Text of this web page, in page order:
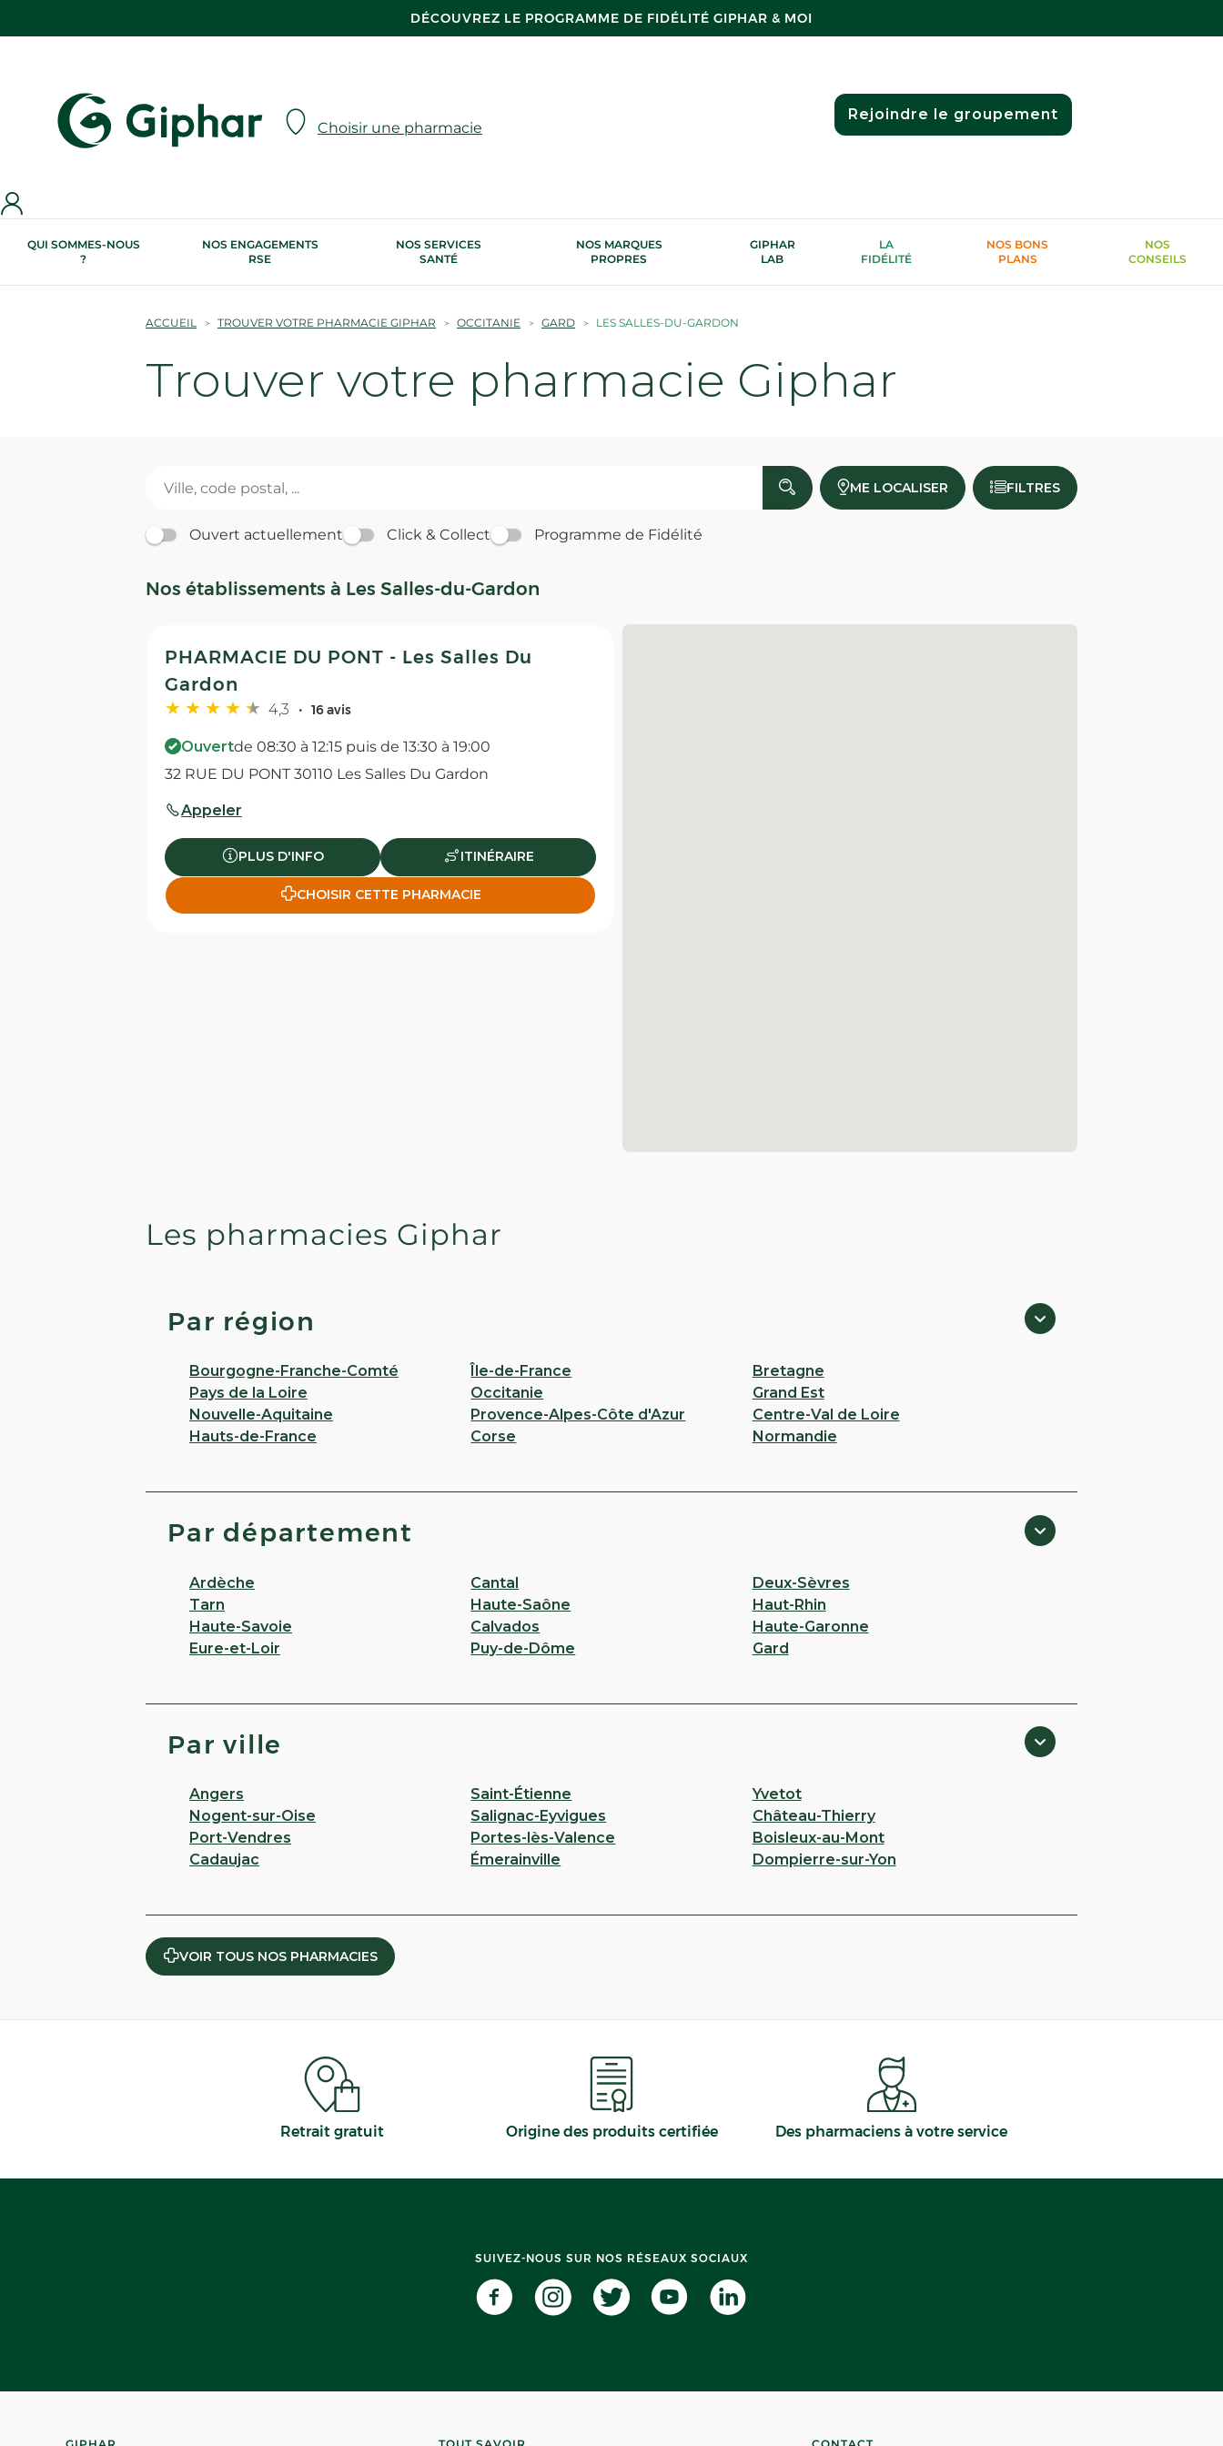
DÉCOUVREZ LE PROGRAMME DE FIDÉLITÉ GIPHAR & MOI
Choisir une pharmacie
Rejoindre le groupement
QUI SOMMES-NOUS
?
NOS ENGAGEMENTS
RSE
NOS SERVICES
SANTÉ
NOS MARQUES
PROPRES
GIPHAR
LAB
LA
FIDÉLITÉ
NOS BONS
PLANS
NOS
CONSEILS
ACCUEIL TROUVER VOTRE PHARMACIE GIPHAR OCCITANIE GARD LES SALLES-DU-GARDON
Trouver votre pharmacie Giphar
ME LOCALISER FILTRES
Ouvert actuellement Click & Collect Programme de Fidélité
Nos établissements à Les Salles-du-Gardon
PHARMACIE DU PONT - Les Salles Du
Gardon
4,3 16 avis
Ouvertde 08:30 à 12:15 puis de 13:30 à 19:00
32 RUE DU PONT 30110 Les Salles Du Gardon
Appeler
PLUS D'INFO ITINÉRAIRE
CHOISIR CETTE PHARMACIE
Les pharmacies Giphar
Par région
Bourgogne-Franche-Comté Île-de-France
Bretagne
Pays de la Loire
Occitanie
Grand Est
Nouvelle-Aquitaine
Provence-Alpes-Côte d'Azur
Centre-Val de Loire
Hauts-de-France
Corse Normandie
Par département
Ardèche Cantal
Deux-Sèvres
Tarn
Haute-Saône
Haut-Rhin
Haute-Savoie
Calvados
Haute-Garonne
Eure-et-Loir
Puy-de-Dôme Gard
Par ville
Angers Saint-Étienne
Yvetot
Nogent-sur-Oise
Salignac-Eyvigues
Château-Thierry
Port-Vendres
Portes-lès-Valence
Boisleux-au-Mont
Cadaujac
Émerainville Dompierre-sur-Yon
VOIR TOUS NOS PHARMACIES
Retrait gratuit Origine des produits certifiée Des pharmaciens à votre service
SUIVEZ-NOUS SUR NOS RÉSEAUX SOCIAUX